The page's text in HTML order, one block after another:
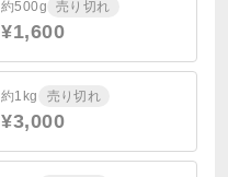
約500g 売り切れ
¥1,600
約1kg 売り切れ
¥3,000